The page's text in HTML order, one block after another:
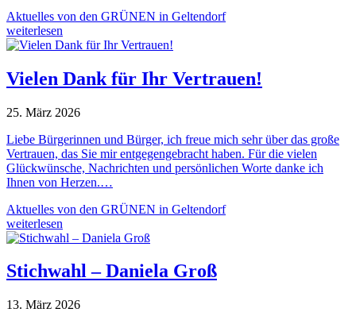
Aktuelles von den GRÜNEN in Geltendorf
weiterlesen
Vielen Dank für Ihr Vertrauen!
25. März 2026
Liebe Bürgerinnen und Bürger, ich freue mich sehr über das große
Vertrauen, das Sie mir entgegengebracht haben. Für die vielen
Glückwünsche, Nachrichten und persönlichen Worte danke ich
Ihnen von Herzen.…
Aktuelles von den GRÜNEN in Geltendorf
weiterlesen
Stichwahl – Daniela Groß
13. März 2026